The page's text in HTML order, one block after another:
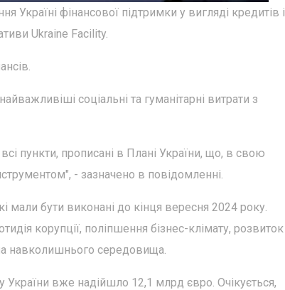
фінансової підтримки у вигляді кредитів і
Ukraine Facility.
соціальні та гуманітарні витрати з
пункти, прописані в Плані України, що, в свою
- зазначено в повідомленні.
мали бути виконані до кінця вересня 2024 року.
корупції, поліпшення бізнес-клімату, розвиток
навколишнього середовища.
вже надійшло 12,1 млрд євро. Очікується,